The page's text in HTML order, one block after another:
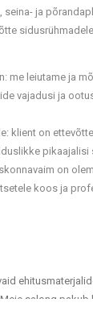
seina- ja
me leiutame ja
vajadusi ja
klient on
pikaajalisi
on
koos ja
salong pakub